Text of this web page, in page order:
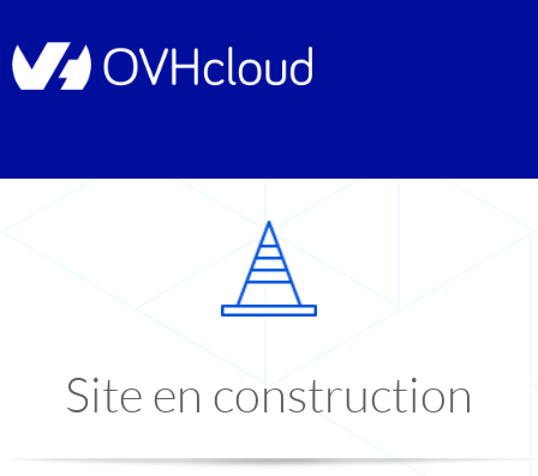
Site en construction